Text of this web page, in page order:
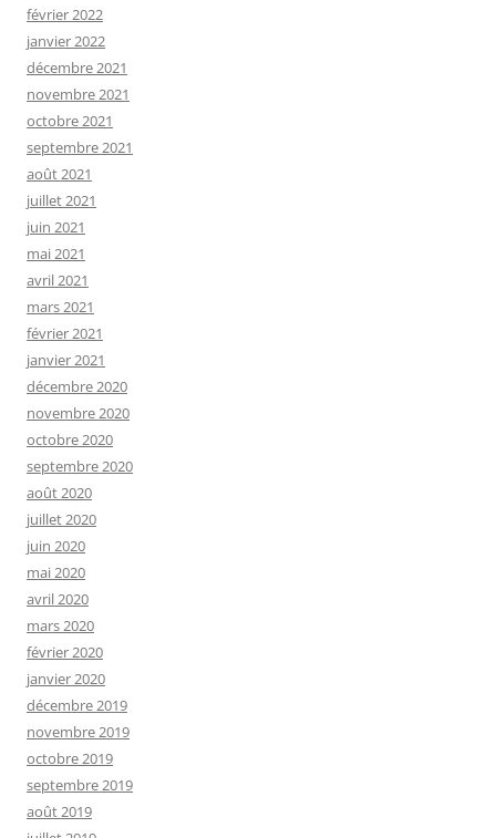
février 2022
janvier 2022
décembre 2021
novembre 2021
octobre 2021
septembre 2021
août 2021
juillet 2021
juin 2021
mai 2021
avril 2021
mars 2021
février 2021
janvier 2021
décembre 2020
novembre 2020
octobre 2020
septembre 2020
août 2020
juillet 2020
juin 2020
mai 2020
avril 2020
mars 2020
février 2020
janvier 2020
décembre 2019
novembre 2019
octobre 2019
septembre 2019
août 2019